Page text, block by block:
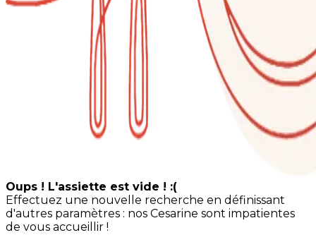
Oups ! L'assiette est vide ! :(
Effectuez une nouvelle recherche en définissant
d'autres paramètres : nos Cesarine sont impatientes
de vous accueillir !